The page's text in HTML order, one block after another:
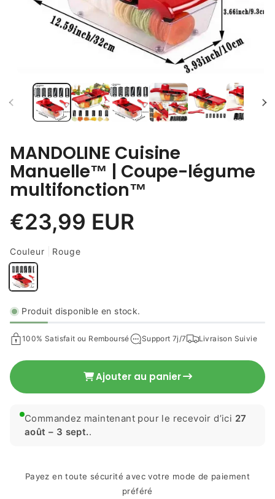
MANDOLINE Cuisine
Manuelle™ | Coupe-légume
multifonction™
Prix
habituel
€23,99 EUR
Couleur Rouge
Produit disponible en stock.
100% Satisfait ou Remboursé Support 7j/7 Livraison Suivie
Ajouter au panier
Commandez maintenant pour le recevoir d’ici 27
août – 3 sept..
Payez en toute sécurité avec votre mode de paiement
préféré